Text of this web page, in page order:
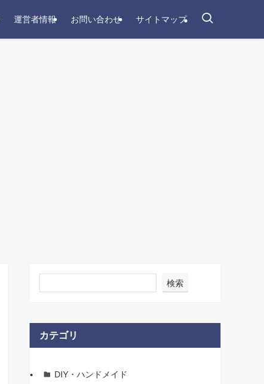
運営者情報 お問い合わせ サイトマップ
検索
カテゴリ
DIY・ハンドメイド